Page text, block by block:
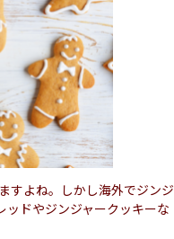
すよね。しかし海外でジンジ
ッドやジンジャークッキーな